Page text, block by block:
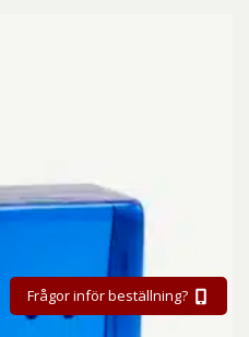
Frågor inför beställning?